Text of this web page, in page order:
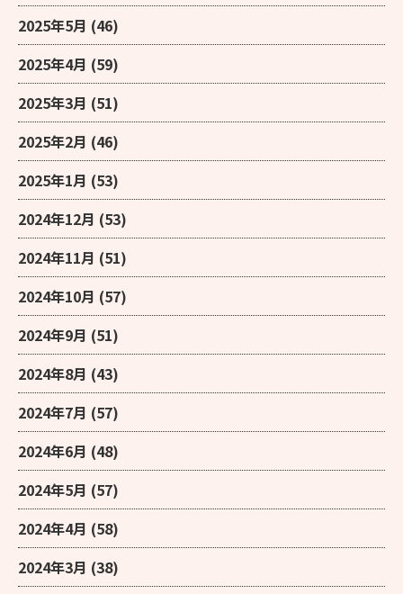
2025年5月 (46)
2025年4月 (59)
2025年3月 (51)
2025年2月 (46)
2025年1月 (53)
2024年12月 (53)
2024年11月 (51)
2024年10月 (57)
2024年9月 (51)
2024年8月 (43)
2024年7月 (57)
2024年6月 (48)
2024年5月 (57)
2024年4月 (58)
2024年3月 (38)